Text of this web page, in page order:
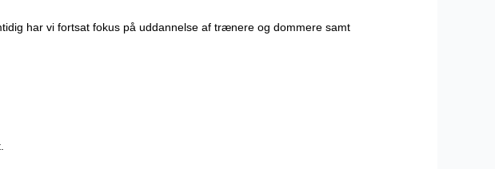
har vi fortsat fokus på uddannelse af trænere og dommere samt